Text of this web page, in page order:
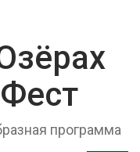
программа